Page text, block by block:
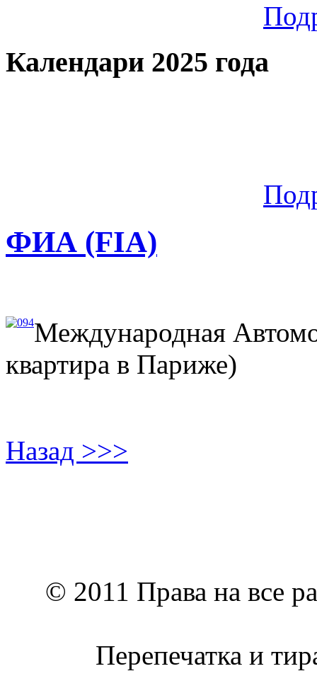
Календари 2025 года
ФИА (FIA)
Международная
квартира в Париже)
Назад >>>
© 2011 Права на все
Перепечатка и